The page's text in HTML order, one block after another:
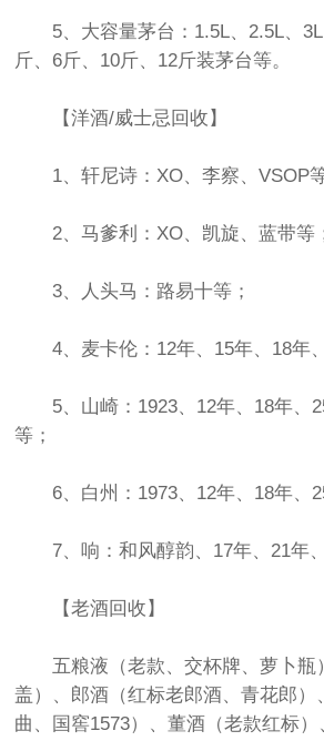
5、大容量茅台：1.5L、2.5L、3L
斤、6斤、10斤、12斤装茅台等。
【洋酒/威士忌回收】
1、轩尼诗：XO、李察、VSOP等
2、马爹利：XO、凯旋、蓝带等
3、人头马：路易十等；
4、麦卡伦：12年、15年、18年、
5、山崎：1923、12年、18年、
等；
6、白州：1973、12年、18年、
7、响：和风醇韵、17年、21年、
【老酒回收】
五粮液（老款、交杯牌、萝卜瓶
盖）、郎酒（红标老郎酒、青花郎）
曲、国窖1573）、董酒（老款红标